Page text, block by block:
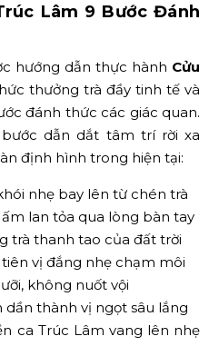
Lâm 9 Bước Đánh
hướng dẫn thực hành Cửu
thưởng trà đầy tinh tế và
đánh thức các giác quan.
dẫn dắt tâm trí rời xa
định hình trong hiện tại:
nhẹ bay lên từ chén trà
lan tỏa qua lòng bàn tay
trà thanh tao của đất trời
vị đắng nhẹ chạm môi
không nuốt vội
dần thành vị ngọt sâu lắng
ca Trúc Lâm vang lên nhẹ